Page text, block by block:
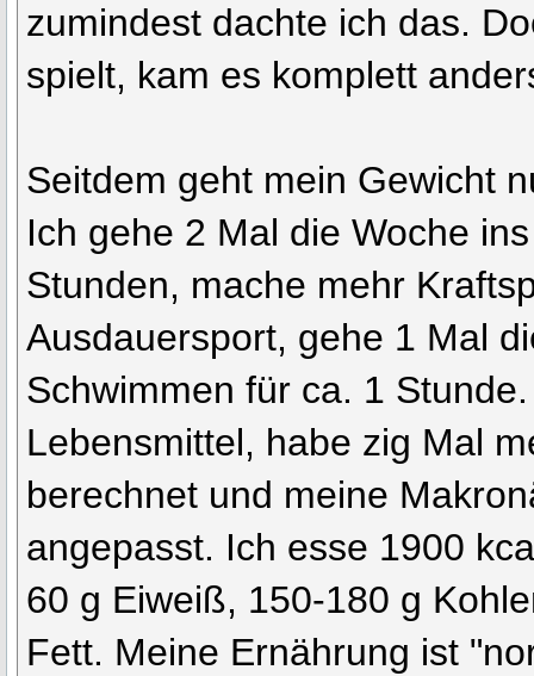
zumindest dachte ich das.
spielt, kam es komplett
Seitdem geht mein Gewicht
Ich gehe 2 Mal die Woche
Stunden, mache mehr
Ausdauersport, gehe 1 Mal
Schwimmen für ca. 1
Lebensmittel, habe zig Mal
berechnet und meine
angepasst. Ich esse 1900
60 g Eiweiß, 150-180 g
Fett. Meine Ernährung ist